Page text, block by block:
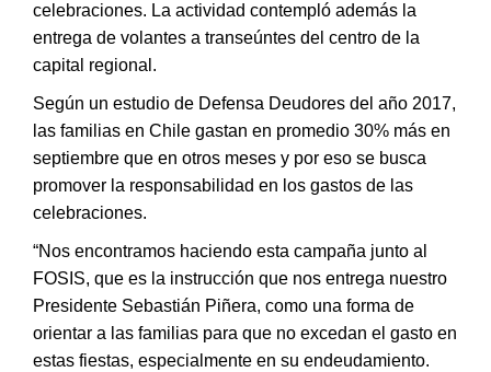
celebraciones. La actividad contempló además la
entrega de volantes a transeúntes del centro de la
capital regional.
Según un estudio de Defensa Deudores del año 2017,
las familias en Chile gastan en promedio 30% más en
septiembre que en otros meses y por eso se busca
promover la responsabilidad en los gastos de las
celebraciones.
“Nos encontramos haciendo esta campaña junto al
FOSIS, que es la instrucción que nos entrega nuestro
Presidente Sebastián Piñera, como una forma de
orientar a las familias para que no excedan el gasto en
estas fiestas, especialmente en su endeudamiento.